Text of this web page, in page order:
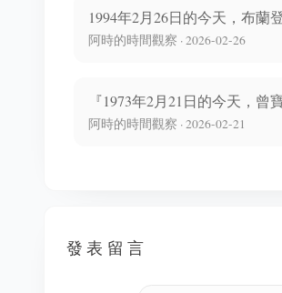
1994年2月26日的今天，布蘭
阿時的時間觀察 · 2026-02-26
『1973年2月21日的今天，曾
阿時的時間觀察 · 2026-02-21
發表留言